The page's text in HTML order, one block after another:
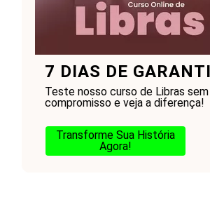
7 DIAS DE
Teste nosso curso de Libras sem
compromisso e veja a diferença!
Transforme Sua História
Agora!